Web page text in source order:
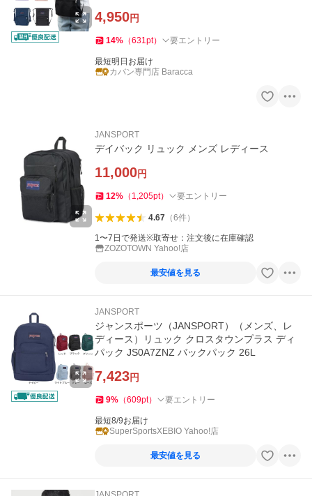
4,950円
14% （631pt） 要エントリー
最短明日お届け
カバン専門店 Baracca
JANSPORT
デイバック リュック メンズ レディース
11,000円
12% （ 1,205pt） 要エントリー
4.67（6件）
1〜7日で発送※取寄せ：注文後に在庫確認
ZOZOTOWN Yahoo!店
最安値を見る
JANSPORT
ジャンスポーツ（JANSPORT）（メンズ、レ
ディース）リュック クロスタウンプラス ディ
パック JS0A7ZNZ バックパック 26L
7,423円
9% （609pt） 要エントリー
最短8/9お届け
SuperSportsXEBIO Yahoo!店
最安値を見る